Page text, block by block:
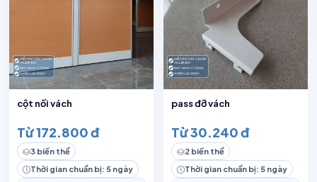
cột nối vách
Từ 172.800 đ
3 biến thể
Thời gian chuẩn bị: 5 ngày
pass đỡ vách
Từ 30.240 đ
2 biến thể
Thời gian chuẩn bị: 5 ngày